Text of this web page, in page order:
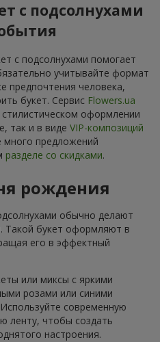
с подсолнухами
с подсолнухами помогает
учитывайте формат
предпочтения человека,
букет. Сервис Flowers.ua
оформлении
так и в виде VIP-композиций
предложений
разделе со скидками.
рождения
обычно делают
букет оформляют в
его в эффектный
или миксы с яркими
розами или синими
современную
ленту, чтобы создать
настроения.